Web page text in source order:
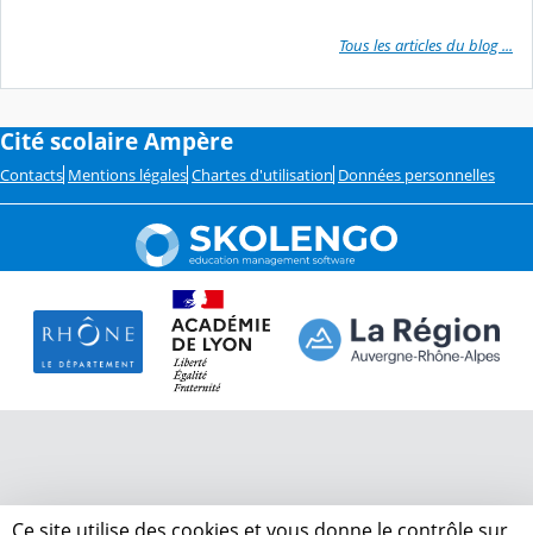
Tous les articles du blog ...
Cité scolaire Ampère
Contacts Mentions légales Chartes d'utilisation Données personnelles